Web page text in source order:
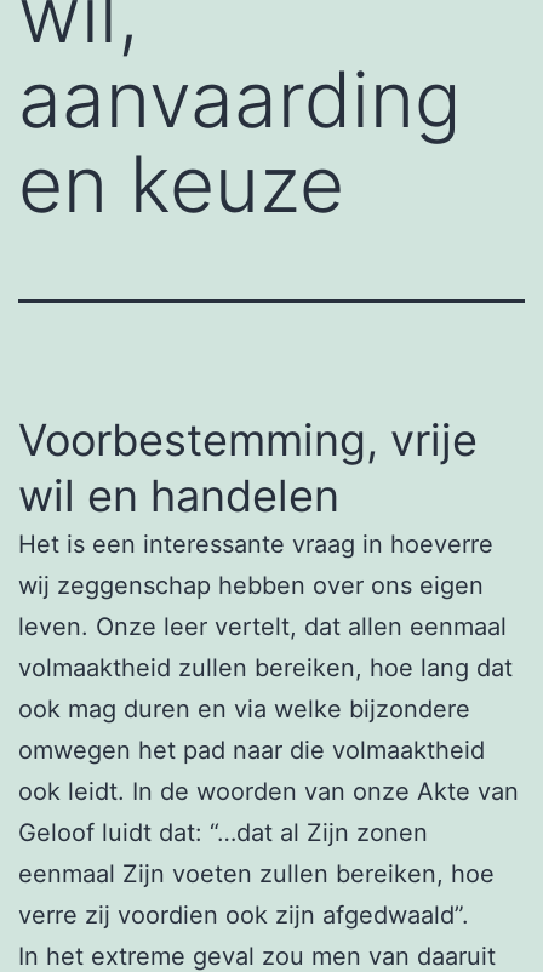
aanvaarding
en keuze
Voorbestemming, vrije
wil en handelen
Het is een interessante vraag in hoeverre
wij zeggenschap hebben over ons eigen
leven. Onze leer vertelt, dat allen eenmaal
volmaaktheid zullen bereiken, hoe lang dat
ook mag duren en via welke bijzondere
omwegen het pad naar die volmaaktheid
ook leidt. In de woorden van onze Akte van
Geloof luidt dat: “…dat al Zijn zonen
eenmaal Zijn voeten zullen bereiken, hoe
verre zij voordien ook zijn afgedwaald”.
In het extreme geval zou men van daaruit